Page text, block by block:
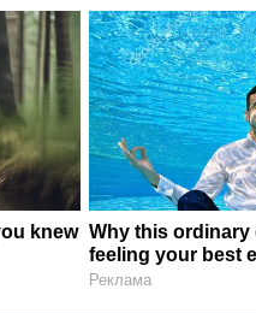
knew Why this ordinary
feeling your best
Реклама